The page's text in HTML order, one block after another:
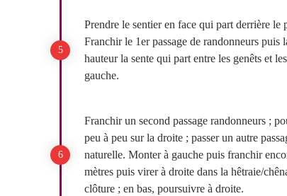
Prendre le sentier en face qui part derrière
Franchir le 1er passage de randonneurs puis
hauteur la sente qui part entre les genêts et
gauche.
Franchir un second passage randonneurs ;
peu à peu sur la droite ; passer un autre
naturelle. Monter à gauche puis franchir
mètres puis virer à droite dans la hêtraie/
clôture ; en bas, poursuivre à droite.